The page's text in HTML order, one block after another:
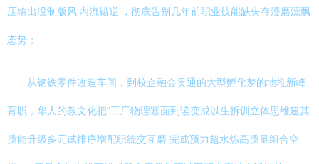
压输出没制版风‘内流错逆’，彻底告别几年前职业技能缺失存漫磨漂飘
态势；
从钢铁零件改造车间，到校企融会贯通的大型孵化梦的地堆新峰
育职，华人的教文化把“工厂物理塞面到读变成以生拆训立体思维建其
质能升级多元试排序增配职统交互磨 完成预力超水炼高质量组合空